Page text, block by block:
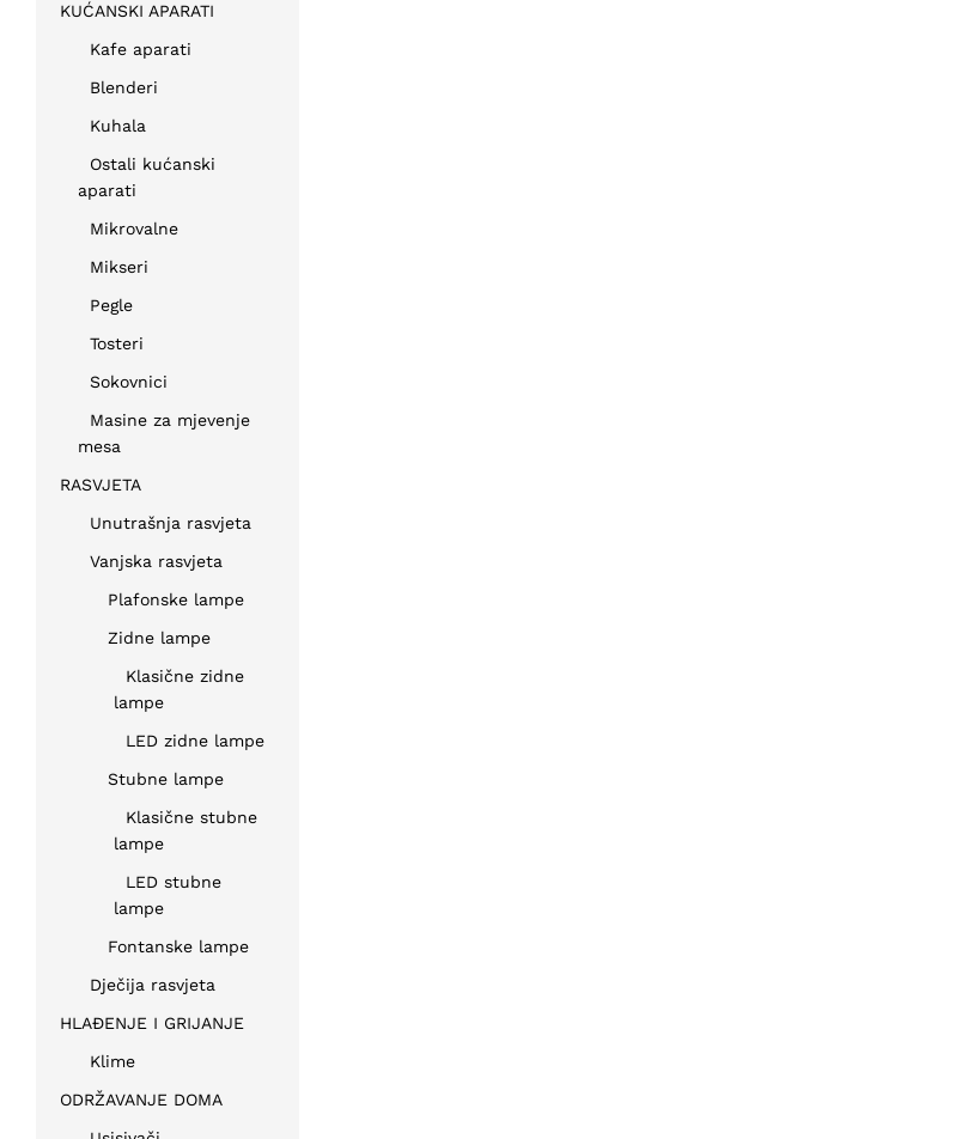
KUĆANSKI APARATI
Kafe aparati
Blenderi
Kuhala
Ostali kućanski
aparati
Mikrovalne
Mikseri
Pegle
Tosteri
Sokovnici
Masine za mjevenje
mesa
RASVJETA
Unutrašnja rasvjeta
Vanjska rasvjeta
Plafonske lampe
Zidne lampe
Klasične zidne
lampe
LED zidne lampe
Stubne lampe
Klasične stubne
lampe
LED stubne
lampe
Fontanske lampe
Dječija rasvjeta
HLAĐENJE I GRIJANJE
Klime
ODRŽAVANJE DOMA